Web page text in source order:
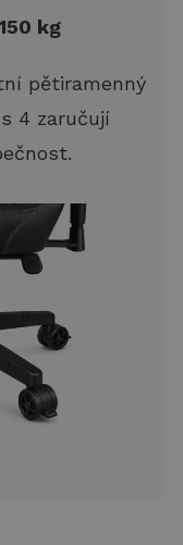
kg
pětiramenný
4 zaručují